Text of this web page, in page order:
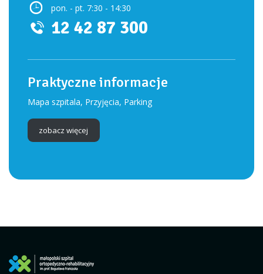
pon. - pt. 7:30 - 14:30
12 42 87 300
Praktyczne informacje
Mapa szpitala, Przyjęcia, Parking
zobacz więcej